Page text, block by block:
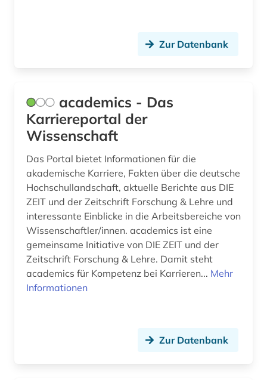
bibliotheksbestand (1)
bibliothekskataloge (1)
bibliotheksmaterial (1)
bibliotheksservice-zentrum baden-
württemberg (1)
bibliothekswissenschaft (1)
bibliothèque royale albert i. (1)
bilanz (1)
bildarchiv (1)
Zur Datenbank
academics - Das
Karriereportal der
Wissenschaft
Das Portal bietet Informationen für die
akademische Karriere, Fakten über die deutsche
Hochschullandschaft, aktuelle Berichte aus DIE
ZEIT und der Zeitschrift Forschung & Lehre und
interessante Einblicke in die Arbeitsbereiche von
Wissenschaftler/innen. academics ist eine
gemeinsame Initiative von DIE ZEIT und der
Zeitschrift Forschung & Lehre. Damit steht
academics für Kompetenz bei Karrieren... Mehr
Informationen
Zur Datenbank